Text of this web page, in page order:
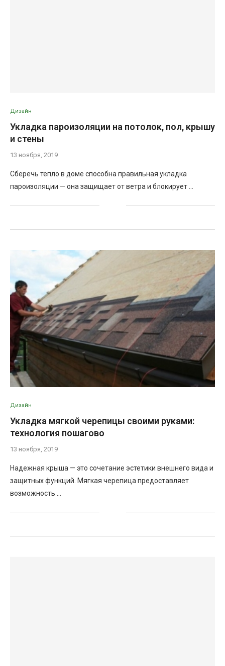
Дизайн
Укладка пароизоляции на потолок, пол, крышу
и стены
13 ноября, 2019
Сберечь тепло в доме способна правильная укладка
пароизоляции — она защищает от ветра и блокирует …
Дизайн
Укладка мягкой черепицы своими руками:
технология пошагово
13 ноября, 2019
Надежная крыша — это сочетание эстетики внешнего вида и
защитных функций. Мягкая черепица предоставляет
возможность …